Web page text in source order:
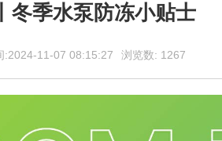
冬季水泵防冻小贴士
:2024-11-07 08:15:27 浏览数: 1267